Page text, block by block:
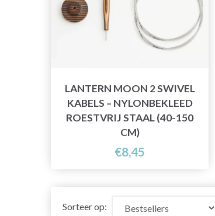
LANTERN MOON 2 SWIVEL
KABELS – NYLONBEKLEED
ROESTVRIJ STAAL (40-150
CM)
€8,45
Sorteer op: